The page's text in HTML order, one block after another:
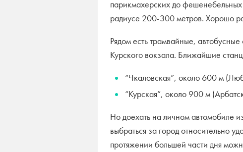
парикмахерских до
радиусе 200-300 метров. Хорошо
Рядом есть трамвайные,
Курского вокзала. Ближайшие
“Чкаловская”, около 600 м
“Курская”, около 900 м
Но доехать на личном автомобиле
выбраться за город относительно
протяжении большей части дня